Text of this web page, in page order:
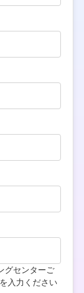
グセンターご
入力ください